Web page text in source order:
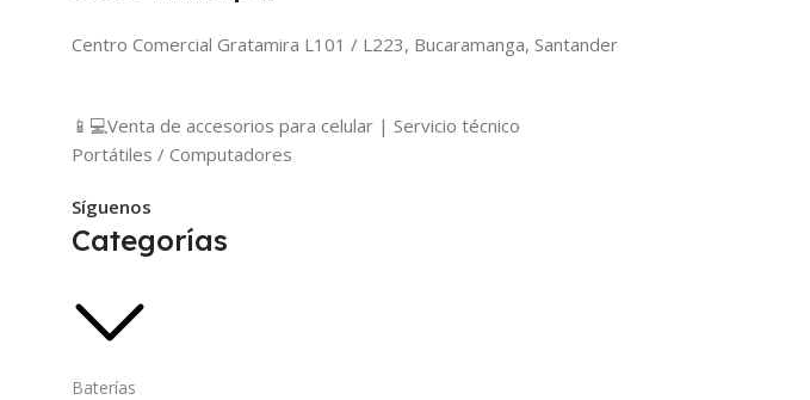
Centro Comercial Gratamira L101 / L223, Bucaramanga, Santander
📱💻Venta de accesorios para celular | Servicio técnico
Portátiles / Computadores
Síguenos
Categorías
Baterías